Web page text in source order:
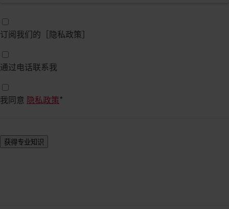
订阅我们的［隐私政策］
通过电话联系我
我同意 隐私政策*
获得专业知识